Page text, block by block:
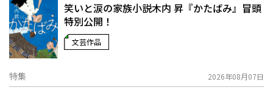
笑いと涙の家族小説――木内 昇『かたばみ』冒頭
特別公開！
文芸作品
特集 2026年08月07日